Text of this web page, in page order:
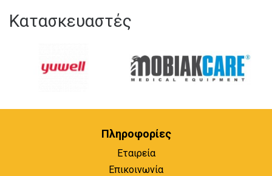
Κατασκευαστές
Πληροφορίες
Εταιρεία
Επικοινωνία